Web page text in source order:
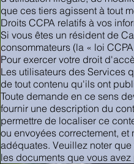
que ces tiers agissent à tout
Droits CCPA relatifs à vos
Si vous êtes un résident de
consommateurs (la « loi
Pour exercer votre droit
Les utilisateurs des Services
de tout contenu qu'ils ont
Toute demande en ce sens
fournir une description du
permettre de localiser ce
ou envoyées correctement,
adéquates. Veuillez noter
les documents que vous